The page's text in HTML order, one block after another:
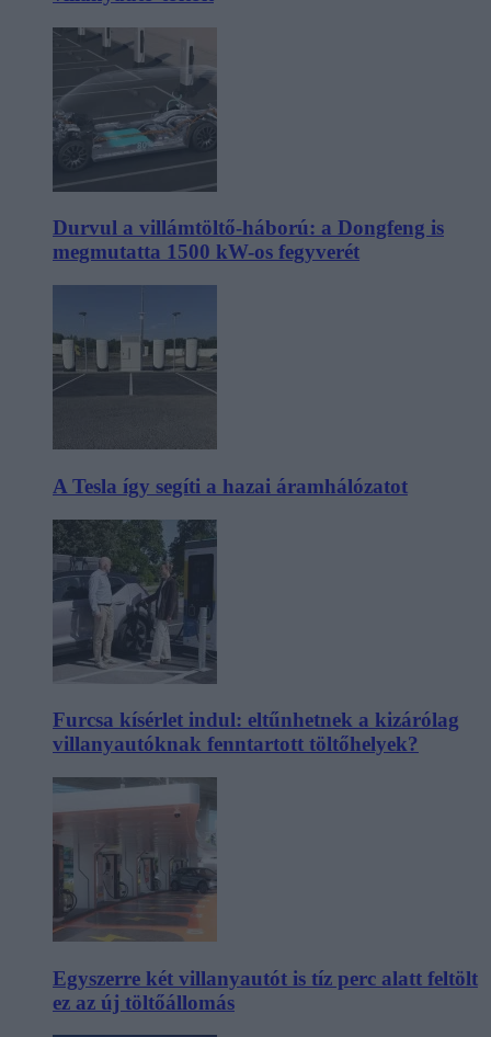
Durvul a villámtöltő-háború: a Dongfeng is
megmutatta 1500 kW-os fegyverét
A Tesla így segíti a hazai áramhálózatot
Furcsa kísérlet indul: eltűnhetnek a kizárólag
villanyautóknak fenntartott töltőhelyek?
Egyszerre két villanyautót is tíz perc alatt feltölt
ez az új töltőállomás